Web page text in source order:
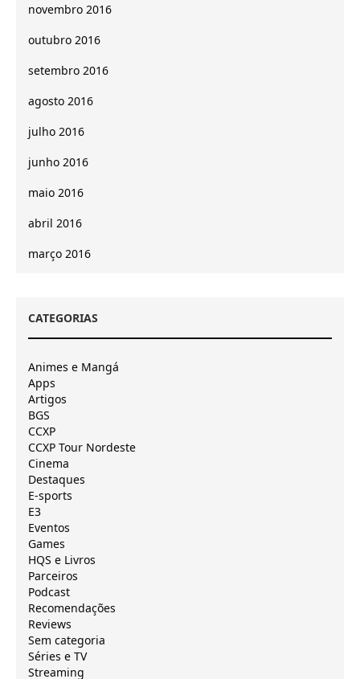
novembro 2016
outubro 2016
setembro 2016
agosto 2016
julho 2016
junho 2016
maio 2016
abril 2016
março 2016
CATEGORIAS
Animes e Mangá
Apps
Artigos
BGS
CCXP
CCXP Tour Nordeste
Cinema
Destaques
E-sports
E3
Eventos
Games
HQS e Livros
Parceiros
Podcast
Recomendações
Reviews
Sem categoria
Séries e TV
Streaming